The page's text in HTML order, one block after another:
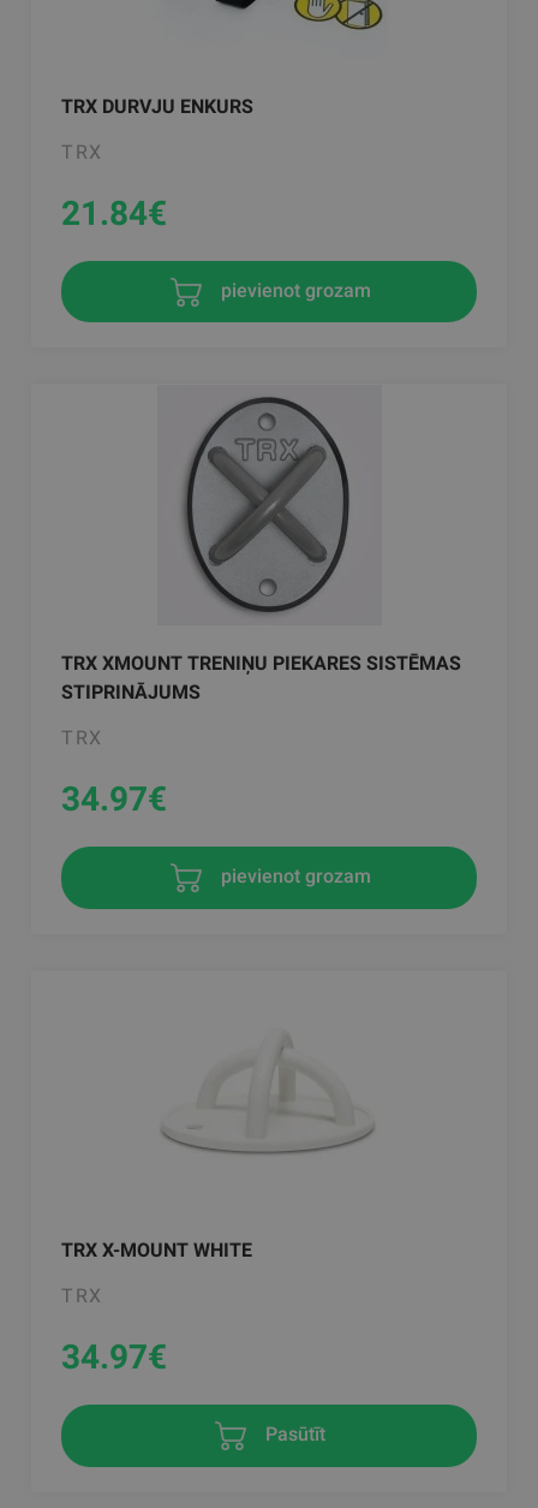
TRX DURVJU ENKURS
TRX
21.84€
pievienot grozam
TRX XMOUNT TRENIŅU PIEKARES SISTĒMAS
STIPRINĀJUMS
TRX
34.97€
pievienot grozam
TRX X-MOUNT WHITE
TRX
34.97€
Pasūtīt